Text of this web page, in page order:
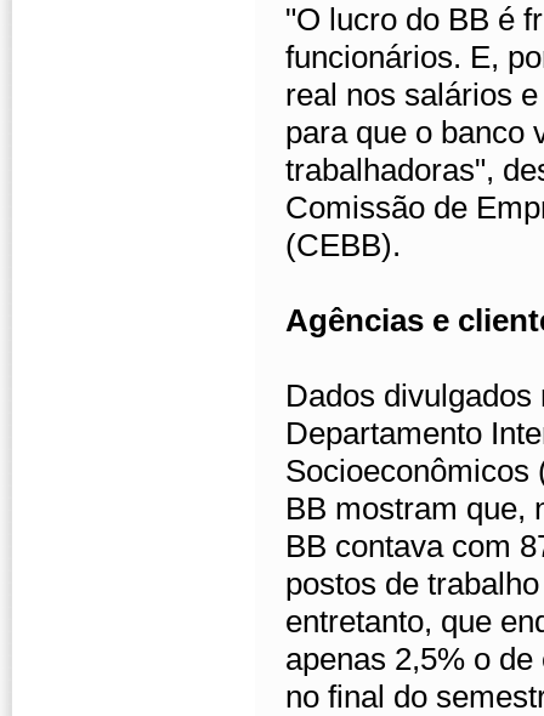
"O lucro do BB é
funcionários. E,
real nos salários
para que o banco
trabalhadoras",
Comissão de
(CEBB).
Agências e
Dados
Departamento
Socioeconômicos
BB mostram que,
BB contava com
postos de
entretanto, que
apenas 2,5% o
no final do